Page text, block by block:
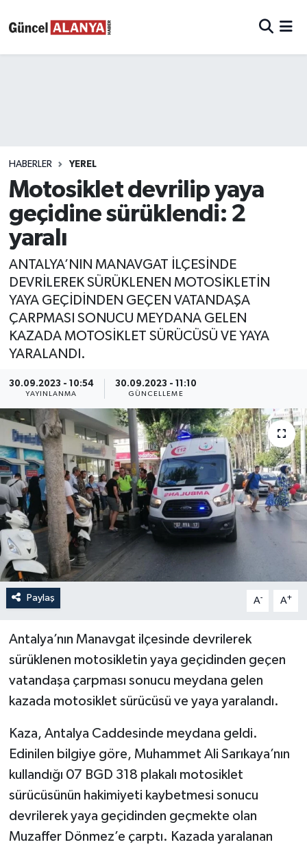
HABERLER YEREL
Motosiklet devrilip yaya
geçidine sürüklendi: 2
yaralı
ANTALYA’NIN MANAVGAT İLÇESİNDE
DEVRİLEREK SÜRÜKLENEN MOTOSİKLETİN
YAYA GEÇİDİNDEN GEÇEN VATANDAŞA
ÇARPMASI SONUCU MEYDANA GELEN
KAZADA MOTOSİKLET SÜRÜCÜSÜ VE YAYA
YARALANDI.
30.09.2023 - 10:54
YAYINLANMA
30.09.2023 - 11:10
GÜNCELLEME
Paylaş A- A+
Antalya’nın Manavgat ilçesinde devrilerek
sürüklenen motosikletin yaya geçidinden geçen
vatandaşa çarpması sonucu meydana gelen
kazada motosiklet sürücüsü ve yaya yaralandı.
Kaza, Antalya Caddesinde meydana geldi.
Edinilen bilgiye göre, Muhammet Ali Sarıkaya’nın
kullandığı 07 BGD 318 plakalı motosiklet
sürücüsünün hakimiyeti kaybetmesi sonucu
devrilerek yaya geçidinden geçmekte olan
Muzaffer Dönmez’e çarptı. Kazada yaralanan